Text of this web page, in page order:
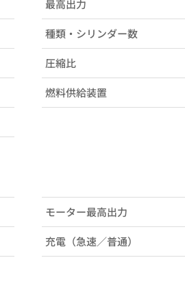
最高出力
種類・シリンダー数
圧縮比
燃料供給装置
モーター最高出力
充電（急速／普通）